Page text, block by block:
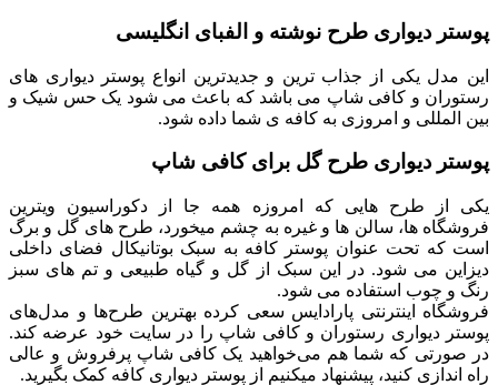
پوستر دیواری طرح نوشته و الفبای انگلیسی
این مدل یکی از جذاب ترین و جدیدترین انواع پوستر دیواری های
رستوران و کافی شاپ می باشد که باعث می شود یک حس شیک و
بین المللی و امروزی به کافه ی شما داده شود.
پوستر دیواری طرح گل برای کافی شاپ
یکی از طرح هایی که امروزه همه جا از دکوراسیون ویترین
فروشگاه ها، سالن ها و غیره به چشم میخورد، طرح های گل و برگ
است که تحت عنوان پوستر کافه به سبک بوتانیکال فضای داخلی
دیزاین می شود. در این سبک از گل و گیاه طبیعی و تم های سبز
رنگ و چوب استفاده می شود.
فروشگاه اینترنتی پارادایس سعی کرده بهترین طرح‌ها و مدل‌های
پوستر دیواری رستوران و کافی شاپ را در سایت خود عرضه کند.
در صورتی که شما هم می‌خواهید یک کافی شاپ پرفروش و عالی
راه اندازی کنید، پیشنهاد میکنیم از پوستر دیواری کافه کمک بگیرید.